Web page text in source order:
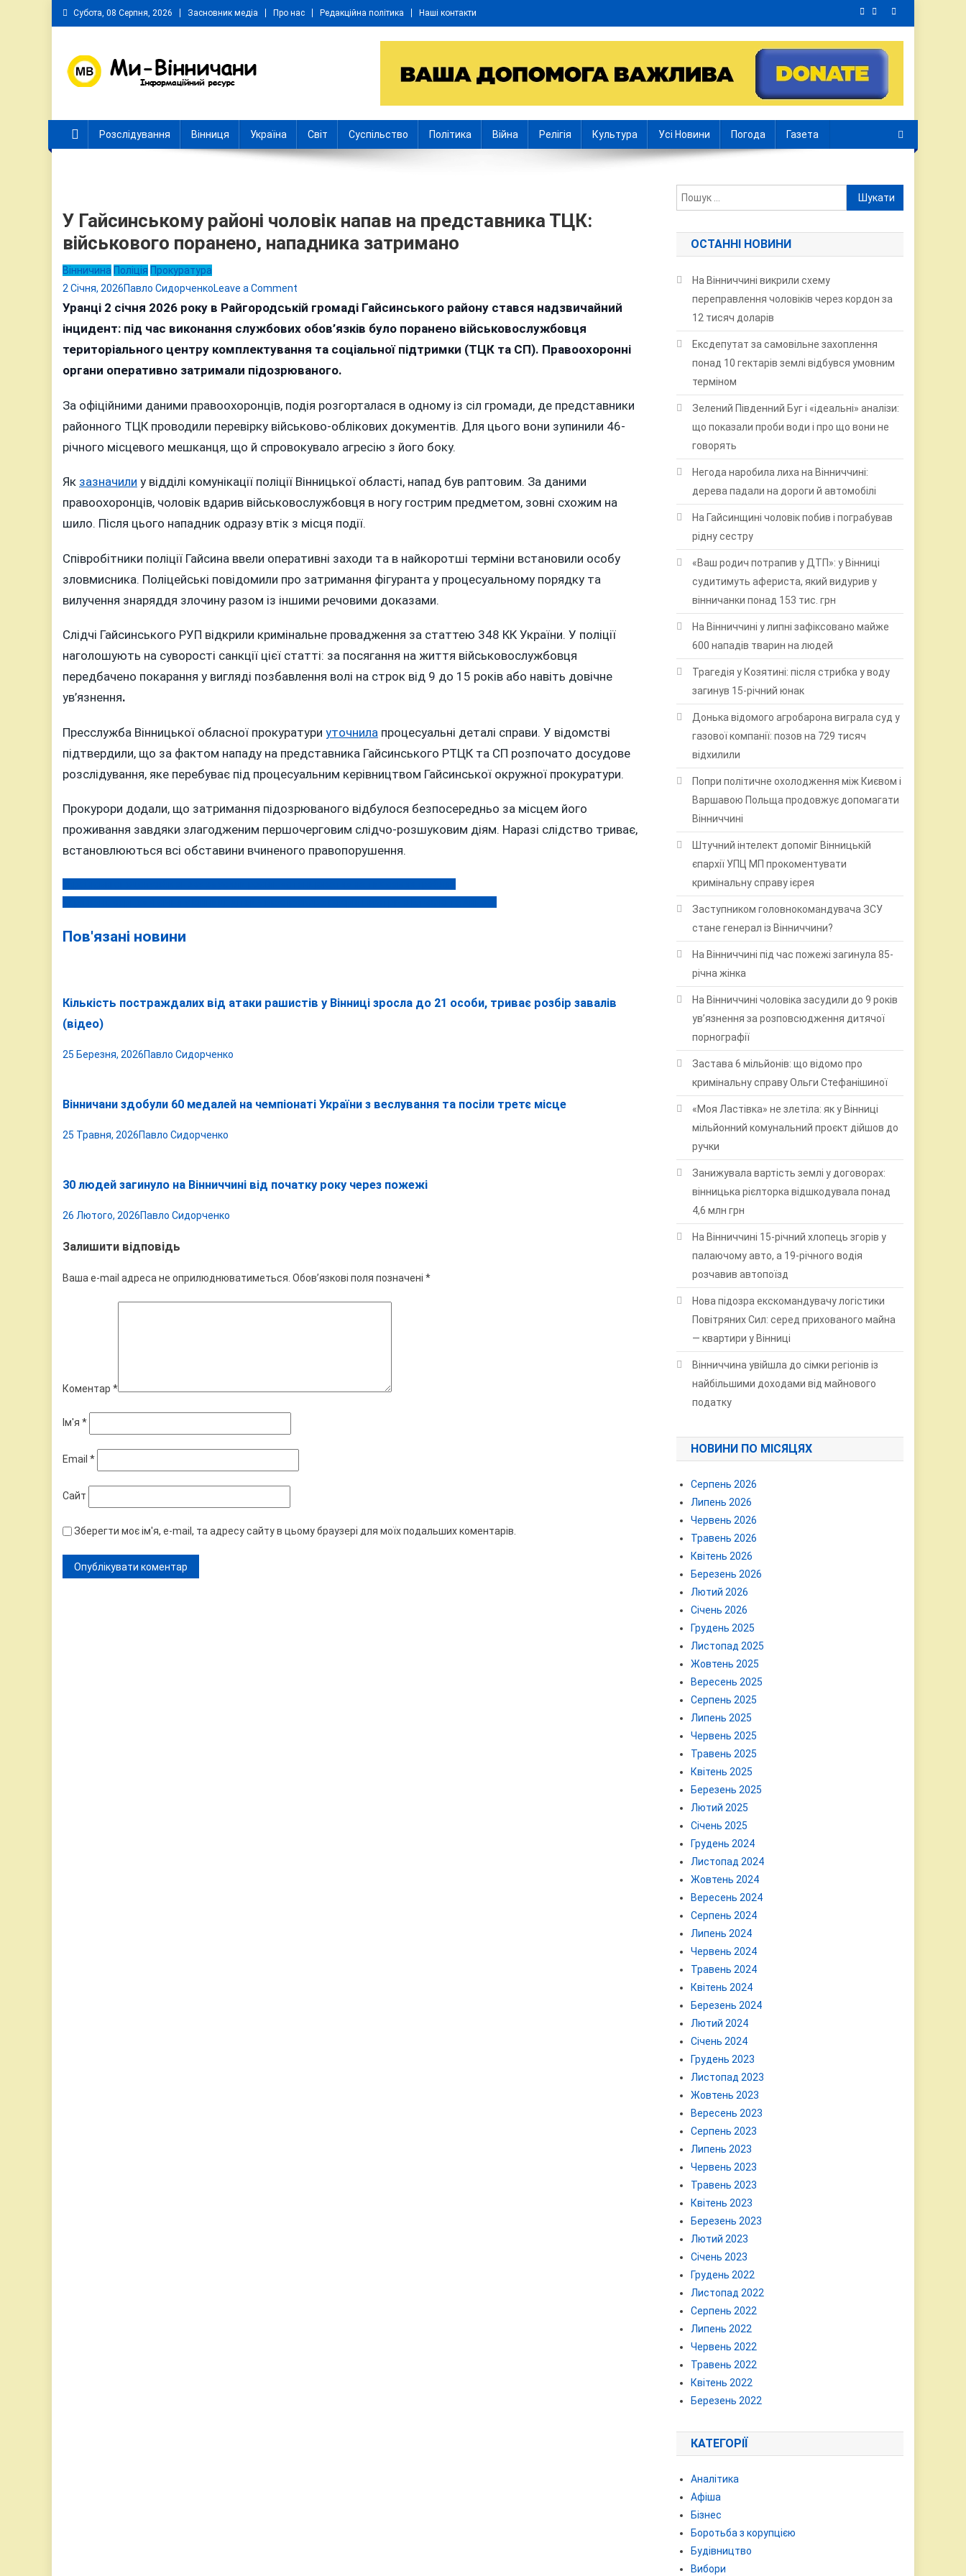
Skip
to
Субота, 08 Серпня, 2026 Засновник медіа Про нас Редакційна політика Наші контакти
Розслідування Вінниця Україна Світ Суспільство Політика Війна Релігія Культура Усі Новини Погода Газета
У Гайсинському районі чоловік напав на представника ТЦК:
військового поранено, нападника затримано
Вінничина Поліція Прокуратура
2 Січня, 2026Павло СидорченкоLeave a Comment
У
Гайсинському
напав
представника
ТЦК:
військового
нападника
затримано
Уранці 2 січня 2026 року в Райгородській громаді Гайсинського району стався надзвичайний
інцидент: під час виконання службових обов’язків було поранено військовослужбовця
територіального центру комплектування та соціальної підтримки (ТЦК та СП). Правоохоронні
органи оперативно затримали підозрюваного.
За офіційними даними правоохоронців, подія розгорталася в одному із сіл громади, де представники
районного ТЦК проводили перевірку військово-облікових документів. Для цього вони зупинили 46-
річного місцевого мешканця, що й спровокувало агресію з його боку.
Як зазначили у відділі комунікації поліції Вінницької області, напад був раптовим. За даними
правоохоронців, чоловік вдарив військовослужбовця в ногу гострим предметом, зовні схожим на
шило. Після цього нападник одразу втік з місця події.
Співробітники поліції Гайсина ввели оперативні заходи та в найкоротші терміни встановили особу
зловмисника. Поліцейські повідомили про затримання фігуранта у процесуальному порядку та
вилучення знаряддя злочину разом із іншими речовими доказами.
Слідчі Гайсинського РУП відкрили кримінальне провадження за статтею 348 КК України. У поліції
наголошують на суворості санкції цієї статті: за посягання на життя військовослужбовця
передбачено покарання у вигляді позбавлення волі на строк від 9 до 15 років або навіть довічне
ув’язнення.
Пресслужба Вінницької обласної прокуратури уточнила процесуальні деталі справи. У відомстві
підтвердили, що за фактом нападу на представника Гайсинського РТЦК та СП розпочато досудове
розслідування, яке перебуває під процесуальним керівництвом Гайсинської окружної прокуратури.
Прокурори додали, що затримання підозрюваного відбулося безпосередньо за місцем його
проживання завдяки злагодженим першочерговим слідчо-розшуковим діям. Наразі слідство триває,
встановлюються всі обставини вчиненого правопорушення.
Навігація
Пов'язані новини
Кількість постраждалих від атаки рашистів у Вінниці зросла до 21 особи, триває розбір завалів
(відео)
25 Березня, 2026Павло Сидорченко
Вінничани здобули 60 медалей на чемпіонаті України з веслування та посіли третє місце
25 Травня, 2026Павло Сидорченко
30 людей загинуло на Вінниччині від початку року через пожежі
26 Лютого, 2026Павло Сидорченко
Залишити відповідь
Ваша e-mail адреса не оприлюднюватиметься. Обов’язкові поля позначені *
Коментар *
Ім'я *
Email *
Сайт
Зберегти моє ім'я, e-mail, та адресу сайту в цьому браузері для моїх подальших коментарів.
Пошук:
ОСТАННІ НОВИНИ
На Вінниччині викрили схему
переправлення чоловіків через кордон за
12 тисяч доларів
Ексдепутат за самовільне захоплення
понад 10 гектарів землі відбувся умовним
терміном
Зелений Південний Буг і «ідеальні» аналізи:
що показали проби води і про що вони не
говорять
Негода наробила лиха на Вінниччині:
дерева падали на дороги й автомобілі
На Гайсинщині чоловік побив і пограбував
рідну сестру
«Ваш родич потрапив у ДТП»: у Вінниці
судитимуть афериста, який видурив у
вінничанки понад 153 тис. грн
На Вінниччині у липні зафіксовано майже
600 нападів тварин на людей
Трагедія у Козятині: після стрибка у воду
загинув 15-річний юнак
Донька відомого агробарона виграла суд у
газової компанії: позов на 729 тисяч
відхилили
Попри політичне охолодження між Києвом і
Варшавою Польща продовжує допомагати
Вінниччині
Штучний інтелект допоміг Вінницькій
єпархії УПЦ МП прокоментувати
кримінальну справу ієрея
Заступником головнокомандувача ЗСУ
стане генерал із Вінниччини?
На Вінниччині під час пожежі загинула 85-
річна жінка
На Вінниччині чоловіка засудили до 9 років
ув’язнення за розповсюдження дитячої
порнографії
Застава 6 мільйонів: що відомо про
кримінальну справу Ольги Стефанішиної
«Моя Ластівка» не злетіла: як у Вінниці
мільйонний комунальний проєкт дійшов до
ручки
Занижувала вартість землі у договорах:
вінницька рієлторка відшкодувала понад
4,6 млн грн
На Вінниччині 15-річний хлопець згорів у
палаючому авто, а 19-річного водія
розчавив автопоїзд
Нова підозра екскомандувачу логістики
Повітряних Сил: серед прихованого майна
— квартири у Вінниці
Вінниччина увійшла до сімки регіонів із
найбільшими доходами від майнового
податку
НОВИНИ ПО МІСЯЦЯХ
Серпень 2026
Липень 2026
Червень 2026
Травень 2026
Квітень 2026
Березень 2026
Лютий 2026
Січень 2026
Грудень 2025
Листопад 2025
Жовтень 2025
Вересень 2025
Серпень 2025
Липень 2025
Червень 2025
Травень 2025
Квітень 2025
Березень 2025
Лютий 2025
Січень 2025
Грудень 2024
Листопад 2024
Жовтень 2024
Вересень 2024
Серпень 2024
Липень 2024
Червень 2024
Травень 2024
Квітень 2024
Березень 2024
Лютий 2024
Січень 2024
Грудень 2023
Листопад 2023
Жовтень 2023
Вересень 2023
Серпень 2023
Липень 2023
Червень 2023
Травень 2023
Квітень 2023
Березень 2023
Лютий 2023
Січень 2023
Грудень 2022
Листопад 2022
Серпень 2022
Липень 2022
Червень 2022
Травень 2022
Квітень 2022
Березень 2022
КАТЕГОРІЇ
Аналітика
Афіша
Бізнес
Боротьба з корупцією
Будівництво
Вибори